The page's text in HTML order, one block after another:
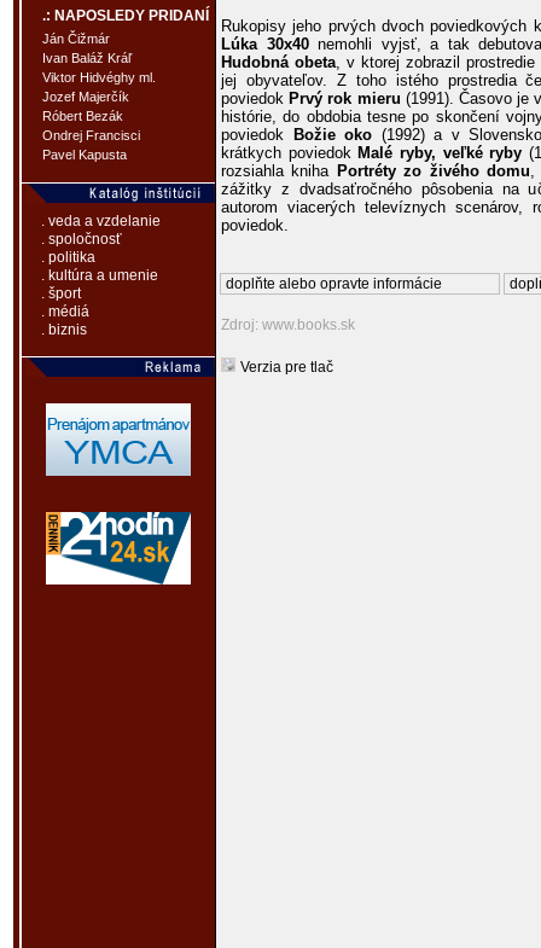
.: NAPOSLEDY PRIDANÍ
Ján Čižmár
Ivan Baláž Kráľ
Viktor Hidvéghy ml.
Jozef Majerčík
Róbert Bezák
Ondrej Francisci
Pavel Kapusta
. veda a vzdelanie
. spoločnosť
. politika
. kultúra a umenie
. šport
. médiá
. biznis
Rukopisy jeho prvých dvoch poviedkových
Lúka 30x40nemohli vyjsť, a tak
Hudobná obeta, v ktorej zobrazil
jej obyvateľov. Z toho istého prostredia
poviedok Prvý rok mieru (1991). Časovo je
histórie, do obdobia tesne po skončení
poviedok
Božie oko (1992) a v
krátkych poviedok Malé ryby, veľké ryby
rozsiahla kniha Portréty zo živého domu,
zážitky z dvadsaťročného pôsobenia na
autorom viacerých televíznych scenárov,
poviedok.
doplňte alebo opravte informácie
Zdroj: www.books.sk
Verzia pre tlač